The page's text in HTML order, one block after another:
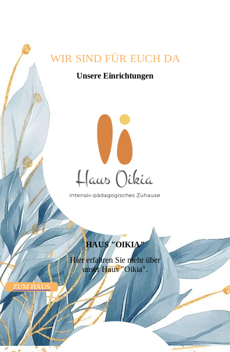
WIR SIND FÜR EUCH DA
Unsere Einrich­tungen
HAUS "OIKIA"
Hier erfahren Sie mehr über
unser Haus "Oikia".
ZUM HAUS